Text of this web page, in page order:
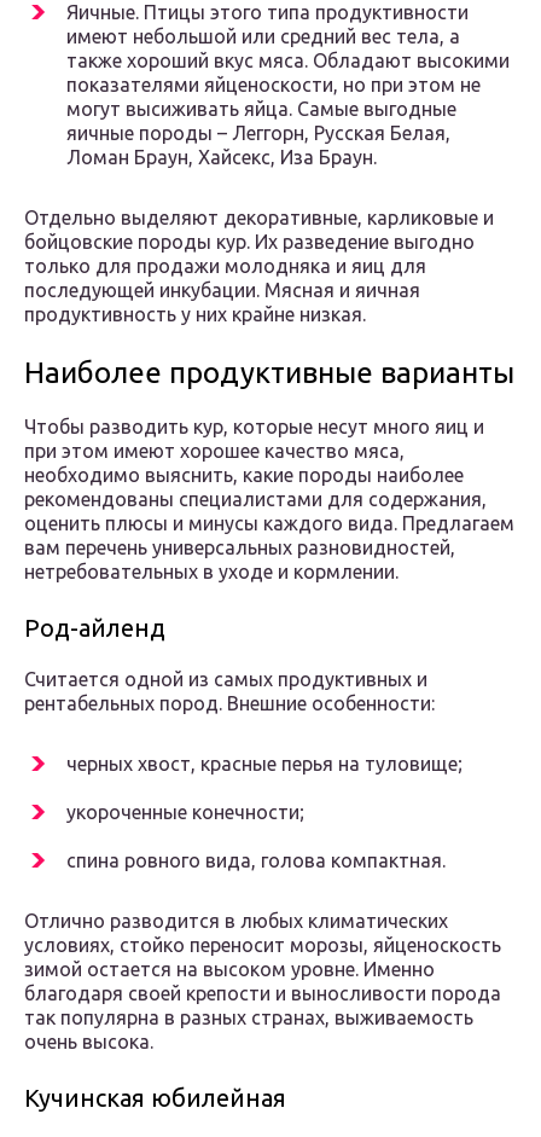
Яичные. Птицы этого типа продуктивности
имеют небольшой или средний вес тела, а
также хороший вкус мяса. Обладают высокими
показателями яйценоскости, но при этом не
могут высиживать яйца. Самые выгодные
яичные породы – Леггорн, Русская Белая,
Ломан Браун, Хайсекс, Иза Браун.
Отдельно выделяют декоративные, карликовые и
бойцовские породы кур. Их разведение выгодно
только для продажи молодняка и яиц для
последующей инкубации. Мясная и яичная
продуктивность у них крайне низкая.
Наиболее продуктивные варианты
Чтобы разводить кур, которые несут много яиц и
при этом имеют хорошее качество мяса,
необходимо выяснить, какие породы наиболее
рекомендованы специалистами для содержания,
оценить плюсы и минусы каждого вида. Предлагаем
вам перечень универсальных разновидностей,
нетребовательных в уходе и кормлении.
Род-айленд
Считается одной из самых продуктивных и
рентабельных пород. Внешние особенности:
черных хвост, красные перья на туловище;
укороченные конечности;
спина ровного вида, голова компактная.
Отлично разводится в любых климатических
условиях, стойко переносит морозы, яйценоскость
зимой остается на высоком уровне. Именно
благодаря своей крепости и выносливости порода
так популярна в разных странах, выживаемость
очень высока.
Кучинская юбилейная